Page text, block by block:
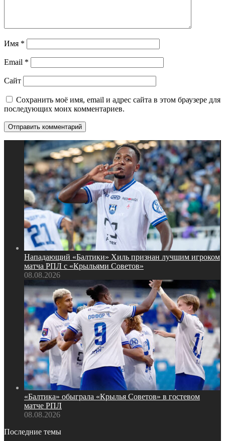
Имя *
Email *
Сайт
Сохранить моё имя, email и адрес сайта в этом браузере для
последующих моих комментариев.
Нападающий «Балтики» Хиль признан лучшим игроком
матча РПЛ с «Крыльями Советов»
08.08.2026
«Балтика» обыграла «Крылья Советов» в гостевом
матче РПЛ
08.08.2026
Последние темы